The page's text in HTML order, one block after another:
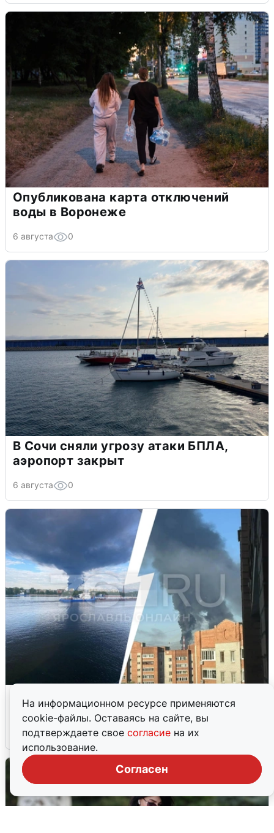
На информационном ресурсе применяются
cookie-файлы. Оставаясь на сайте, вы
подтверждаете свое согласие на их
использование.
Согласен
Опубликована карта отключений
воды в Воронеже
6 августа 0
В Сочи сняли угрозу атаки БПЛА,
аэропорт закрыт
6 августа 0
попадания и последствия
6 августа 0